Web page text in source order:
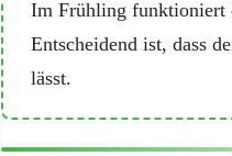
Im Frühling funktioniert
Entscheidend ist, dass
lässt.